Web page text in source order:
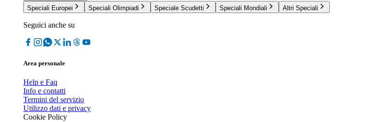
Speciali Europei
Speciali Olimpiadi Speciale Scudetti Speciali Mondiali Altri Speciali
Seguici anche su
Area personale
Help e Faq
Info e contatti
Termini del servizio
Utilizzo dati e privacy
Cookie Policy